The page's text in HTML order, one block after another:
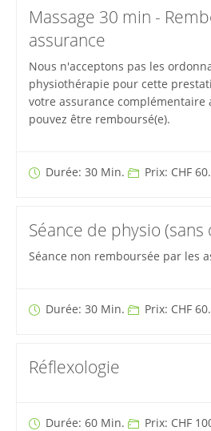
Massage 30 min -
assurance
Nous n'acceptons pas les
physiothérapie pour cette
votre assurance complémentaire
pouvez être remboursé(e).
Durée: 30 Min. Prix: CHF
Séance de physio
Séance non remboursée par les
Durée: 30 Min. Prix: CHF
Réflexologie
Durée: 60 Min. Prix: CHF